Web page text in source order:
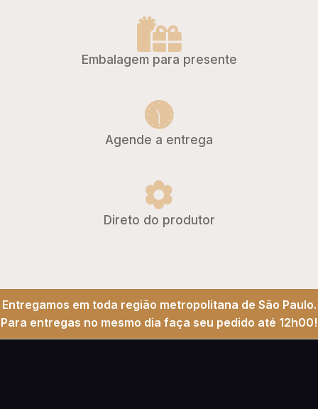
Embalagem para presente
Agende a entrega
Direto do produtor
Entregamos em toda região metropolitana de São Paulo.
Para entregas no mesmo dia faça seu pedido até 12h00!